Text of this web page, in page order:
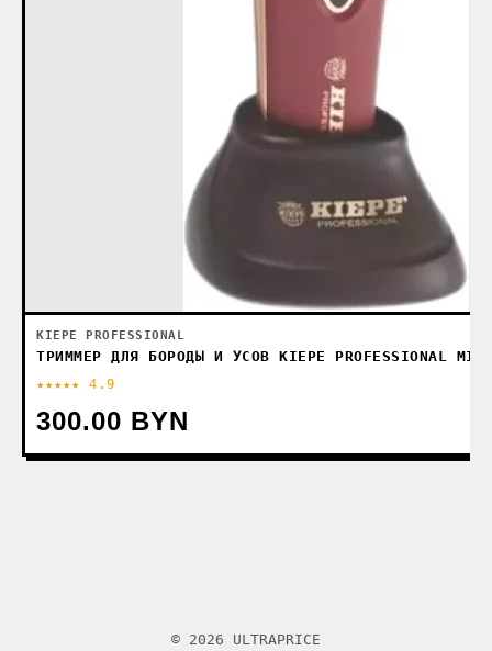
KIEPE PROFESSIONAL
ТРИММЕР ДЛЯ БОРОДЫ И УСОВ KIEPE PROFESSIONAL MINI
★★★★★ 4.9
300.00 BYN
© 2026 ULTRAPRICE